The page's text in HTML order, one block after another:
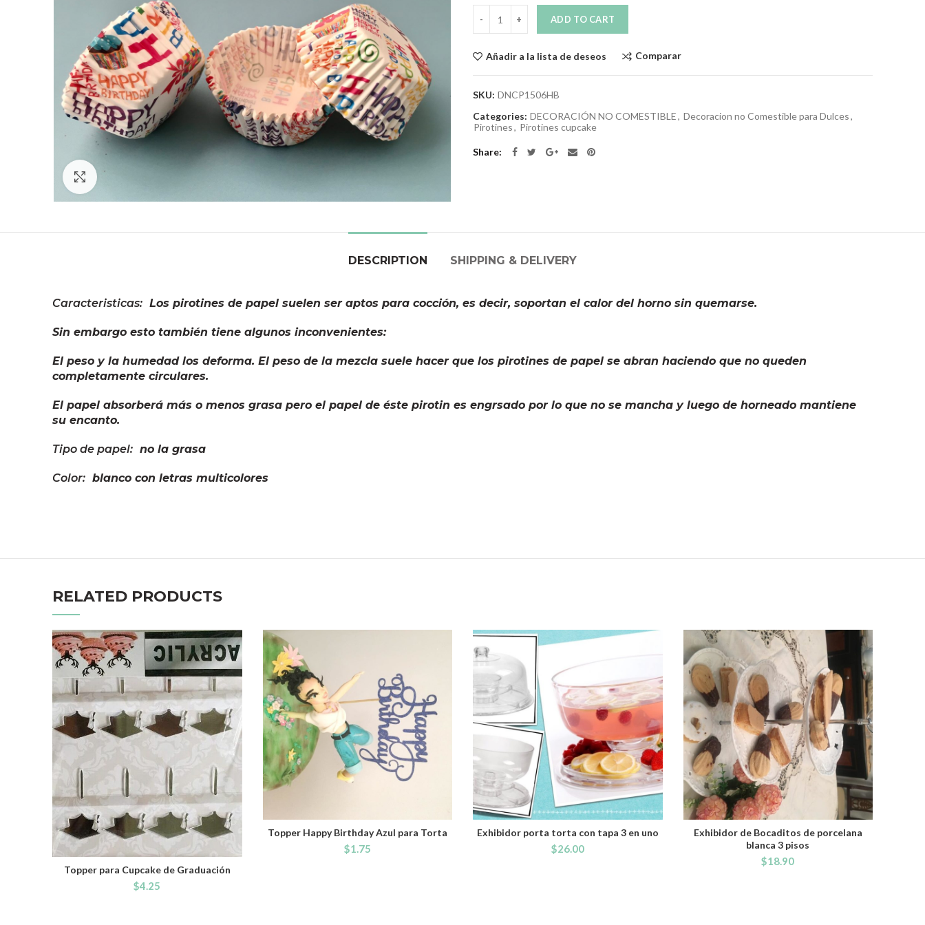
ADD TO CART
Añadir a la lista de deseos Comparar
SKU: DNCP1506HB
Categories: DECORACIÓN NO COMESTIBLE, Decoracion no Comestible para Dulces,
Pirotines, Pirotines cupcake
Share
DESCRIPTION SHIPPING & DELIVERY
Caracteristicas: Los pirotines de papel suelen ser aptos para cocción, es decir, soportan el calor del horno sin quemarse.
Sin embargo esto también tiene algunos inconvenientes:
El peso y la humedad los deforma. El peso de la mezcla suele hacer que los pirotines de papel se abran haciendo que no queden
completamente circulares.
El papel absorberá más o menos grasa pero el papel de éste pirotin es engrsado por lo que no se mancha y luego de horneado mantiene
su encanto.
Tipo de papel: no la grasa
Color: blanco con letras multicolores
RELATED PRODUCTS
ADD TO CART
Topper para Cupcake de Graduación
$4.25
ADD TO CART
Topper Happy Birthday Azul para Torta
$1.75
ADD TO CART
Exhibidor porta torta con tapa 3 en uno
$26.00
ADD TO CART
Exhibidor de Bocaditos de porcelana
blanca 3 pisos
$18.90